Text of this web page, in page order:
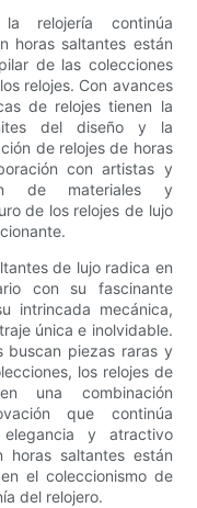
relojería continúa
horas saltantes están
de las colecciones
relojes. Con avances
de relojes tienen la
del diseño y la
de relojes de horas
con artistas y
de materiales y
de los relojes de lujo
de lujo radica en
con su fascinante
intrincada mecánica,
única e inolvidable.
buscan piezas raras y
los relojes de
una combinación
que continúa
y atractivo
horas saltantes están
el coleccionismo de
del relojero.